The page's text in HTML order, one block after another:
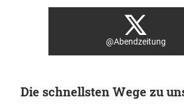
@Abendzeitung
Die schnellsten Wege zu